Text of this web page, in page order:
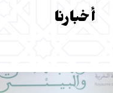
أخبارنا